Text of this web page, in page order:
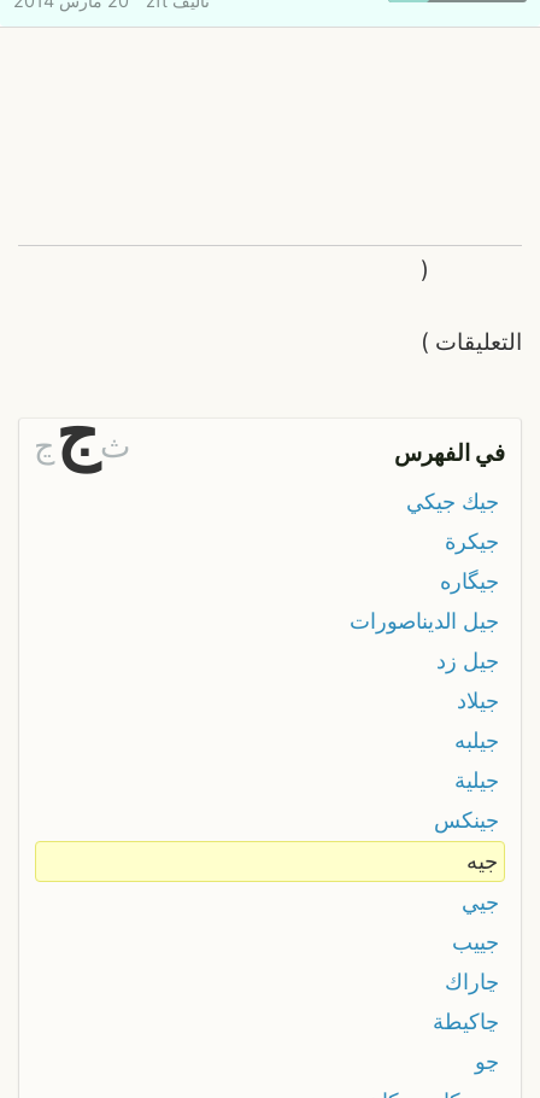
التعليقات
(
)
في الفهرس ثج ڃ
جيك جيكي
جيكرة
جيگاره
جيل الديناصورات
جيل زد
جيلاد
جيلبه
جيلية
جينكس
جيه
جيي
جييب
ڃاراك
ڃاكيطة
ڃو